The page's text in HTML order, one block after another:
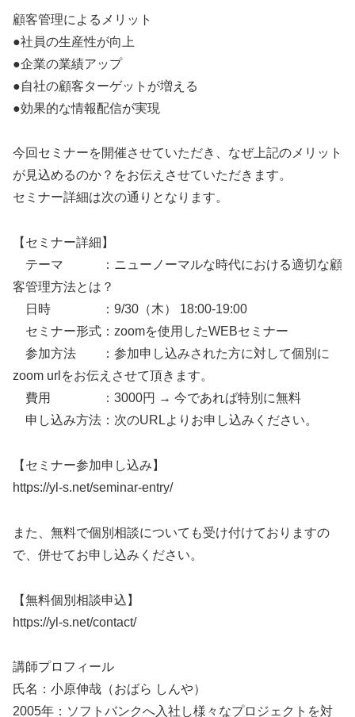
顧客管理によるメリット
●社員の生産性が向上
●企業の業績アップ
●自社の顧客ターゲットが増える
●効果的な情報配信が実現
今回セミナーを開催させていただき、なぜ上記のメリット
が見込めるのか？をお伝えさせていただきます。
セミナー詳細は次の通りとなります。
【セミナー詳細】
テーマ ：ニューノーマルな時代における適切な顧
客管理方法とは？
日時 ：9/30（木） 18:00-19:00
セミナー形式：zoomを使用したWEBセミナー
参加方法 ：参加申し込みされた方に対して個別に
zoom urlをお伝えさせて頂きます。
費用 ：3000円 → 今であれば特別に無料
申し込み方法：次のURLよりお申し込みください。
【セミナー参加申し込み】
https://yl-s.net/seminar-entry/
また、無料で個別相談についても受け付けておりますの
で、併せてお申し込みください。
【無料個別相談申込】
https://yl-s.net/contact/
講師プロフィール
氏名：小原伸哉（おばら しんや）
2005年：ソフトバンクへ入社し様々なプロジェクトを対